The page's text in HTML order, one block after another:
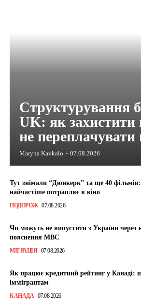
Структурування
UK: як захистити
не переплачувати
Maryna Kavkalo - 07.08.2026
Тут знімали “Дюнкерк” та ще 40 фільмів:
найчастіше потрапляє в кіно
ПОДОРОЖ 07.08.2026
Чи можуть не випустити з України через
пояснення МВС
МІГРАЦІЯ 07.08.2026
Як працює кредитний рейтинг у Канаді:
іммігрантам
КАНАДА 07.08.2026